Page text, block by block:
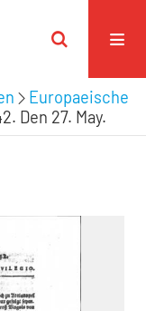
Europaeische
Den 27. May.